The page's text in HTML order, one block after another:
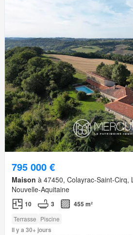
795 000 €
Maison à 47450, Colayrac-Saint-Cirq,
Nouvelle-Aquitaine
10 3 455 m²
Terrasse Piscine
Il y a 30+ jours